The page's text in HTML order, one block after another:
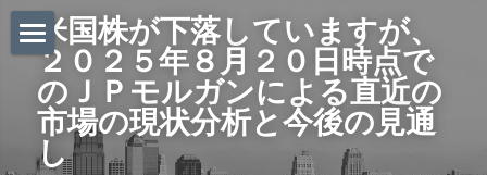
ホーム
Daily News
米国株が下落していますが、
２０２５年８月２０日時点で
のＪＰモルガンによる直近の
市場の現状分析と今後の見通
し